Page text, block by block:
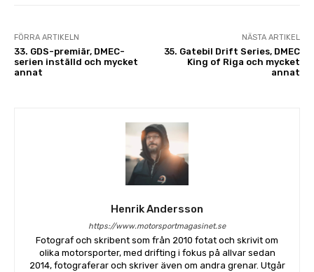
FÖRRA ARTIKELN
33. GDS-premiär, DMEC-
serien inställd och mycket
annat
NÄSTA ARTIKEL
35. Gatebil Drift Series, DMEC
King of Riga och mycket
annat
Henrik Andersson
https://www.motorsportmagasinet.se
Fotograf och skribent som från 2010 fotat och skrivit om
olika motorsporter, med drifting i fokus på allvar sedan
2014, fotograferar och skriver även om andra grenar. Utgår